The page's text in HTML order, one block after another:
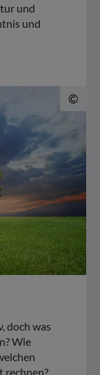
und
und
©
doch was
Wie
rechnen?